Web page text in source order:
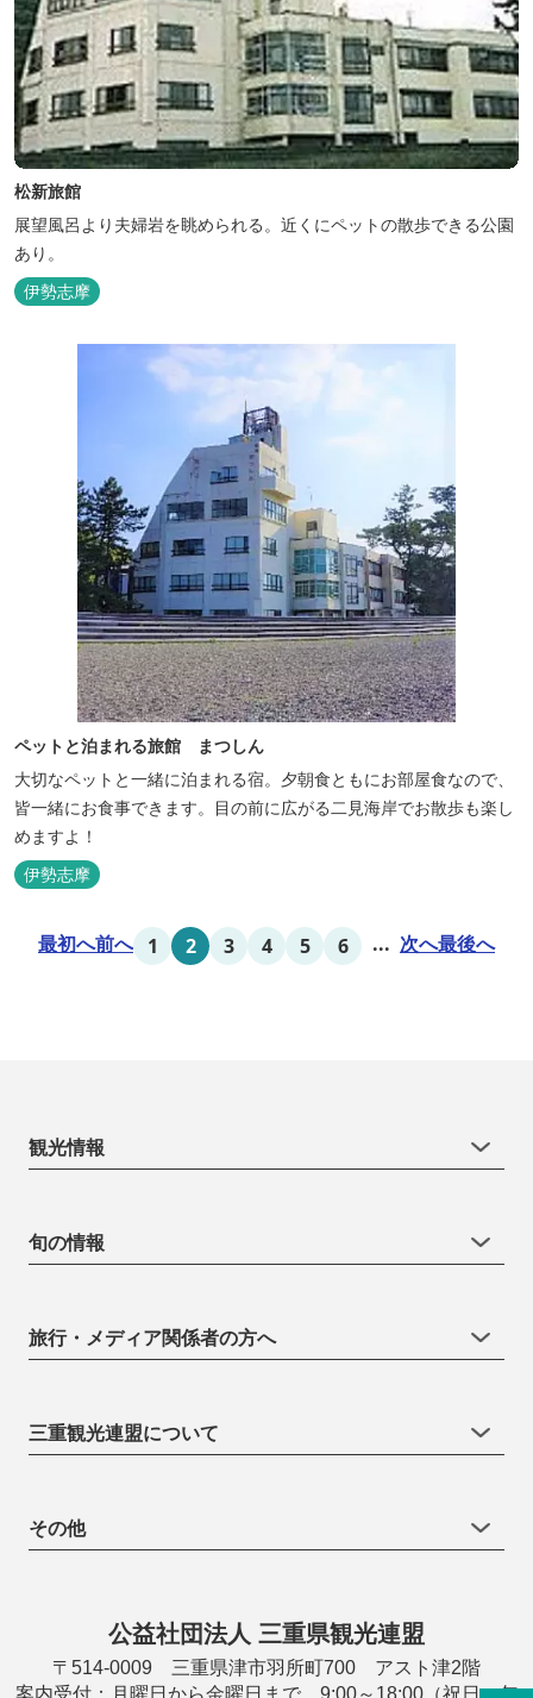
松新旅館
展望風呂より夫婦岩を眺められる。近くにペットの散歩できる公園
あり。
伊勢志摩
ペットと泊まれる旅館 まつしん
大切なペットと一緒に泊まれる宿。夕朝食ともにお部屋食なので、
皆一緒にお食事できます。目の前に広がる二見海岸でお散歩も楽し
めますよ！
伊勢志摩
最初へ前へ 1 2 3 4 5 6 ... 次へ最後へ
観光情報
旬の情報
旅行・メディア関係者の方へ
三重観光連盟について
その他
公益社団法人 三重県観光連盟
〒514-0009 三重県津市羽所町700 アスト津2階
案内受付：月曜日から金曜日まで 9:00～18:00（祝日・年